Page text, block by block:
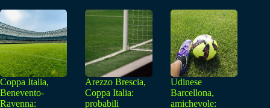
Coppa Italia,
Benevento-
Ravenna:
Arezzo Brescia,
Coppa Italia:
probabili
Udinese
Barcellona,
amichevole: